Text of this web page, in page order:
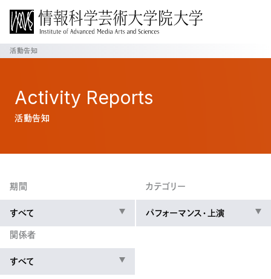
活動告知
Activity Reports
活動告知
期間
すべて
カテゴリー
パフォーマンス・上演
関係者
すべて